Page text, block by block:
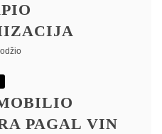
PAGAL VIN